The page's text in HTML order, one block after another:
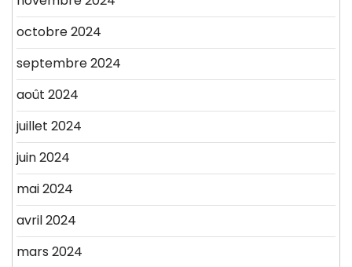
octobre 2024
septembre 2024
août 2024
juillet 2024
juin 2024
mai 2024
avril 2024
mars 2024